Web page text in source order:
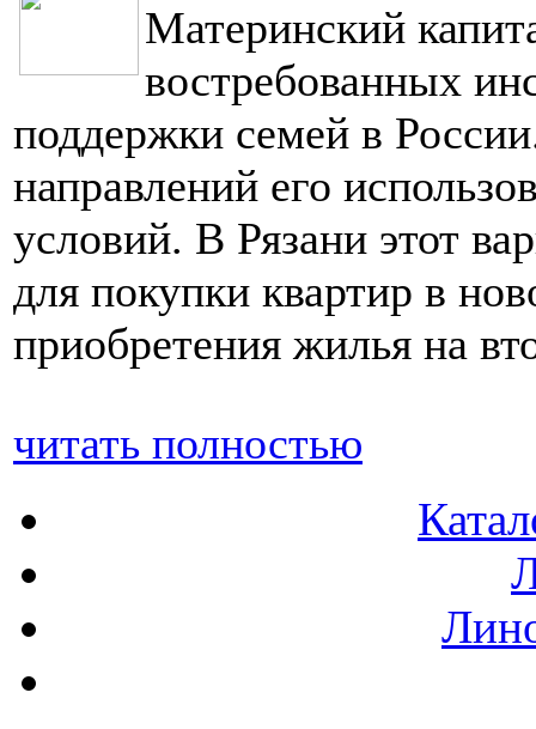
Материнский
востребованных
поддержки семей в
направлений его
условий. В Рязани этот
для покупки квартир в
приобретения жилья на
читать полностью